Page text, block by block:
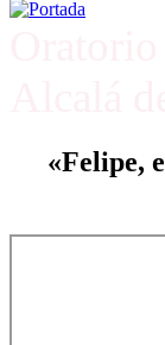
«Felipe,